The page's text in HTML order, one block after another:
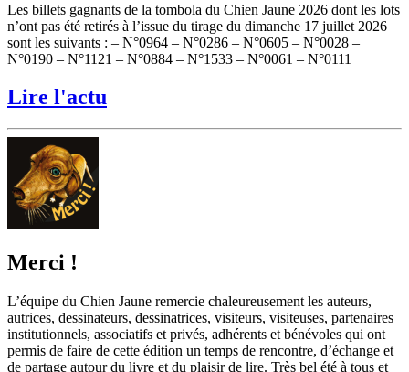
Les billets gagnants de la tombola du Chien Jaune 2026 dont les lots
n’ont pas été retirés à l’issue du tirage du dimanche 17 juillet 2026
sont les suivants : – N°0964 – N°0286 – N°0605 – N°0028 –
N°0190 – N°1121 – N°0884 – N°1533 – N°0061 – N°0111
Lire l'actu
Merci !
L’équipe du Chien Jaune remercie chaleureusement les auteurs,
autrices, dessinateurs, dessinatrices, visiteurs, visiteuses, partenaires
institutionnels, associatifs et privés, adhérents et bénévoles qui ont
permis de faire de cette édition un temps de rencontre, d’échange et
de partage autour du livre et du plaisir de lire. Très bel été à tous et